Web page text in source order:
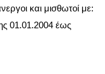
και μισθωτοί με:
01.01.2004 έως